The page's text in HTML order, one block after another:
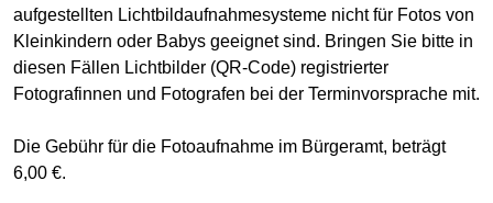
aufgestellten Lichtbildaufnahmesysteme nicht für Fotos von
Kleinkindern oder Babys geeignet sind. Bringen Sie bitte in
diesen Fällen Lichtbilder (QR-Code) registrierter
Fotografinnen und Fotografen bei der Terminvorsprache mit.
Die Gebühr für die Fotoaufnahme im Bürgeramt, beträgt
6,00 €.